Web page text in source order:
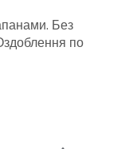
Без
по